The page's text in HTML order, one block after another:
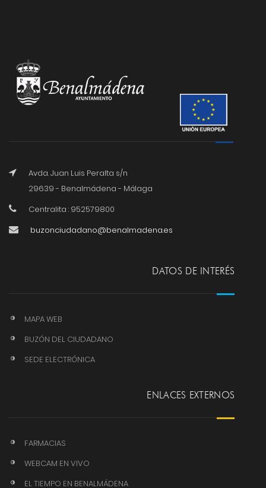
Avda. Juan Luis Peralta s/n
29639 - Benalmádena - Málaga
Centralita : 952579800
buzonciudadano@benalmadena.es
DATOS DE INTERÉS
MAPA WEB
BUZÓN DEL CIUDADANO
SEDE ELECTRÓNICA
ENLACES EXTERNOS
FARMACIAS
WEBCAM EN VIVO
EL TIEMPO EN BENALMÁDENA